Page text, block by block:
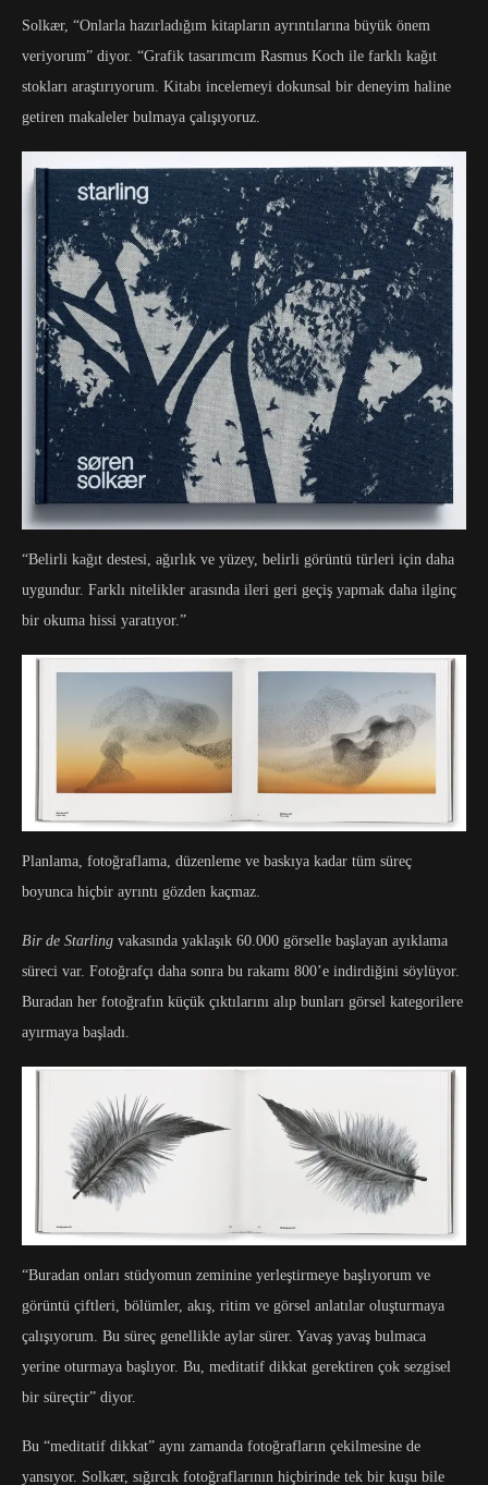
Solkær, “Onlarla hazırladığım kitapların ayrıntılarına büyük önem
veriyorum” diyor. “Grafik tasarımcım Rasmus Koch ile farklı kağıt
stokları araştırıyorum. Kitabı incelemeyi dokunsal bir deneyim haline
getiren makaleler bulmaya çalışıyoruz.
“Belirli kağıt destesi, ağırlık ve yüzey, belirli görüntü türleri için daha
uygundur. Farklı nitelikler arasında ileri geri geçiş yapmak daha ilginç
bir okuma hissi yaratıyor.”
Planlama, fotoğraflama, düzenleme ve baskıya kadar tüm süreç
boyunca hiçbir ayrıntı gözden kaçmaz.
Bir de Starling vakasında yaklaşık 60.000 görselle başlayan ayıklama
süreci var. Fotoğrafçı daha sonra bu rakamı 800’e indirdiğini söylüyor.
Buradan her fotoğrafın küçük çıktılarını alıp bunları görsel kategorilere
ayırmaya başladı.
“Buradan onları stüdyomun zeminine yerleştirmeye başlıyorum ve
görüntü çiftleri, bölümler, akış, ritim ve görsel anlatılar oluşturmaya
çalışıyorum. Bu süreç genellikle aylar sürer. Yavaş yavaş bulmaca
yerine oturmaya başlıyor. Bu, meditatif dikkat gerektiren çok sezgisel
bir süreçtir” diyor.
Bu “meditatif dikkat” aynı zamanda fotoğrafların çekilmesine de
yansıyor. Solkær, sığırcık fotoğraflarının hiçbirinde tek bir kuşu bile